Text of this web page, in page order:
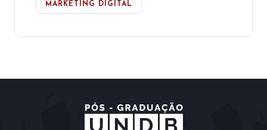
MARKETING DIGITAL